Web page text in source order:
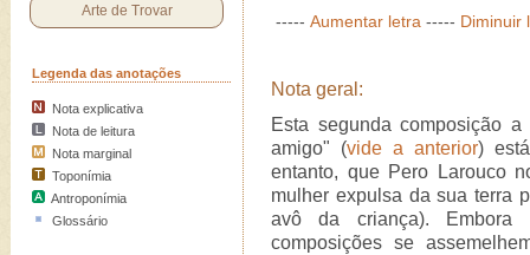
Arte de Trovar
Legenda das anotações
Nota explicativa
Nota de leitura
Nota marginal
Toponímia
Antroponímia
Glossário
----- Aumentar letra ----- Diminuir
Nota geral:
Esta segunda composição
amigo" (vide a anterior)
entanto, que Pero Larouco
mulher expulsa da sua terra
avô da criança). Embora
composições se